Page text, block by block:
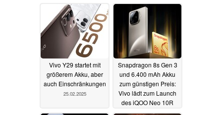
Vivo Y29 startet mit
größerem Akku, aber
auch Einschränkungen
25.02.2025
Snapdragon 8s Gen 3
und 6.400 mAh Akku
zum günstigen Preis:
Vivo lädt zum Launch
des iQOO Neo 10R
10.02.2025